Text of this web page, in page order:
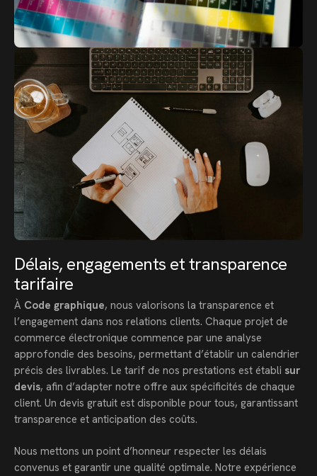
Délais, engagements et transparence
tarifaire
À Code graphique, nous valorisons la transparence et
l’engagement dans nos relations clients. Chaque projet de
commerce électronique commence par une analyse
approfondie des besoins, permettant d’établir un calendrier
précis des livrables. Le tarif de nos prestations est établi sur
devis, afin d’adapter notre offre aux spécificités de chaque
client. Un devis gratuit est disponible pour tous, garantissant
transparence et anticipation des coûts.
Nous mettons un point d’honneur respecter les délais
convenus et garantir une qualité optimale. Notre expérience